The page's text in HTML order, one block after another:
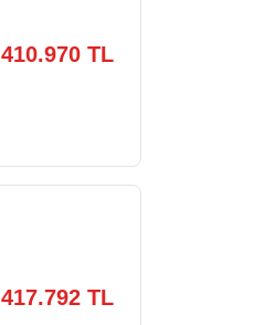
410.970 TL
417.792 TL